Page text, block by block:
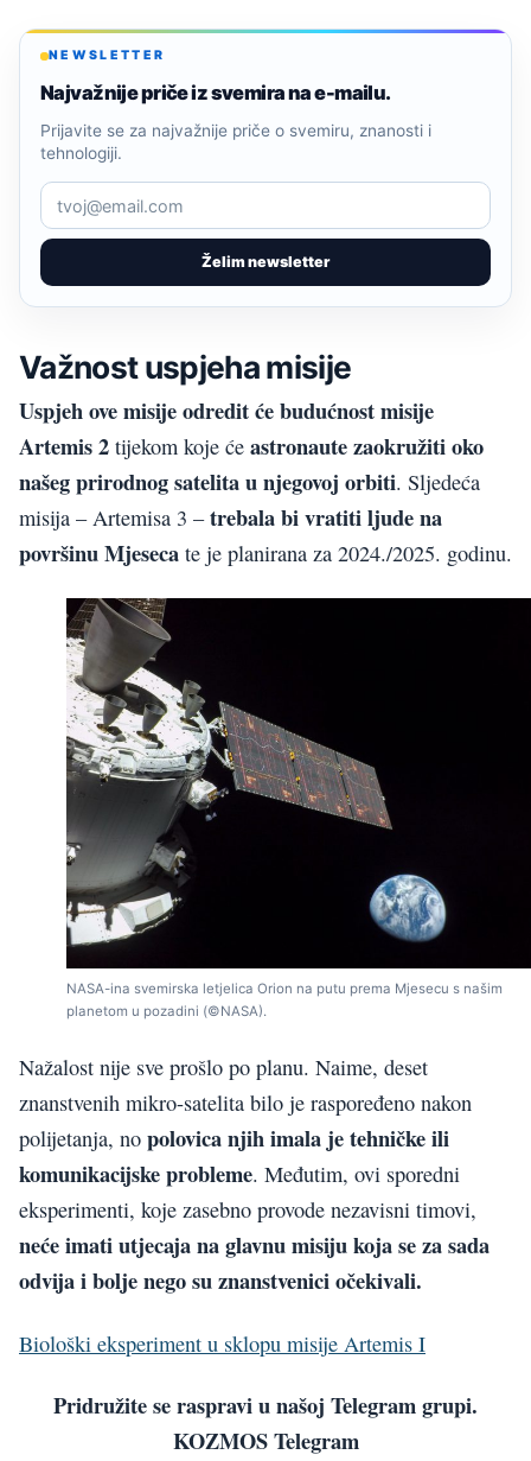
NEWSLETTER
Najvažnije priče iz svemira na e-mailu.
Želim newsletter
Prijavite se za najvažnije priče o svemiru, znanosti i
tehnologiji.
Važnost uspjeha misije
Uspjeh ove misije odredit će budućnost misije
Artemis 2 tijekom koje će astronaute zaokružiti oko
našeg prirodnog satelita u njegovoj orbiti. Sljedeća
misija – Artemisa 3 –trebala bi vratiti ljude na
površinu Mjeseca te je planirana za 2024./2025. godinu.
NASA-ina svemirska letjelica Orion na putu prema Mjesecu s našim
planetom u pozadini (©NASA).
Nažalost nije sve prošlo po planu. Naime, deset
znanstvenih mikro-satelita bilo je raspoređeno nakon
polijetanja, no polovica njih imala je tehničke ili
komunikacijske probleme. Međutim, ovi sporedni
eksperimenti, koje zasebno provode nezavisni timovi,
neće imati utjecaja na glavnu misijukoja se za sada
odvija i bolje nego su znanstvenici očekivali.
Biološki eksperiment u sklopu misije Artemis I
Pridružite se raspravi u našoj Telegram grupi.
KOZMOS Telegram